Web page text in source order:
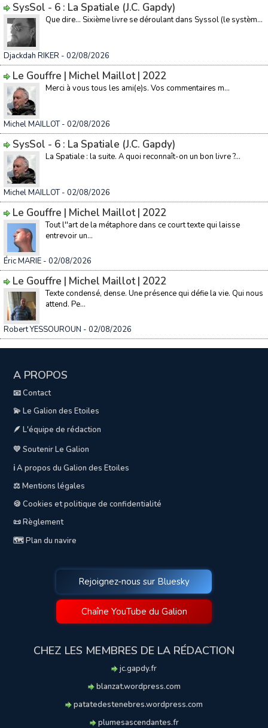
SysSol - 6 : La Spatiale (J.C. Gapdy)
Que dire… Sixième livre se déroulant dans Syssol (le systèm...
Djackdah RIKER - 02/08/2026
Le Gouffre | Michel Maillot | 2022
Merci à vous tous les ami(e)s. Vos commentaires m...
Michel MAILLOT- 02/08/2026
SysSol - 6 : La Spatiale (J.C. Gapdy)
La Spatiale : la suite. A quoi reconnaît-on un bon livre ?...
Michel MAILLOT- 02/08/2026
Le Gouffre | Michel Maillot | 2022
Tout l''art de la métaphore dans ce court texte qui laisse
entrevoir un...
Éric MARIE - 02/08/2026
Le Gouffre | Michel Maillot | 2022
Texte condensé, dense. Une présence qui défie la vie. Qui nous
attend. Pe...
Robert YESSOUROUN - 02/08/2026
A PROPOS
📧 Contact
💫 Le Galion des Etoiles
🪶 L'équipe de rédaction
💛 Soutenir Le Galion
ℹ️ A propos du Galion des Etoiles
⚖️ Mentions légales
🍪 Cookies et politique de confidentialité
📜 Règlement
🗺️ Plan du navire
Rejoignez-nous sur Bluesky
Chaîne YouTube du Galion
CHEZ LES MEMBRES DE LA RÉDACTION
jc.gapdy.fr
blanzat.wordpress.com
patatedestenebres.wordpress.com
plumesascendantes.fr